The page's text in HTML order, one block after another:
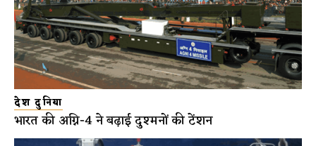
देश दुनिया
भारत की अग्नि-4 ने बढ़ाई दुश्मनों की टेंशन